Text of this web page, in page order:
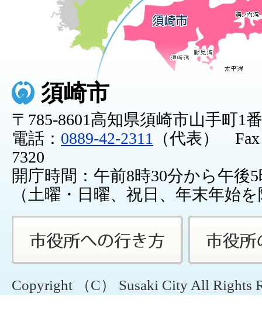
須崎市
〒785-8601高知県須崎市山手町1
電話： 0889-42-2311
（代表） Fax
7320
開庁時間：午前8時30分から午後
（土曜・日曜、祝日、年末年始
Copyright （C） Susaki City All Rights